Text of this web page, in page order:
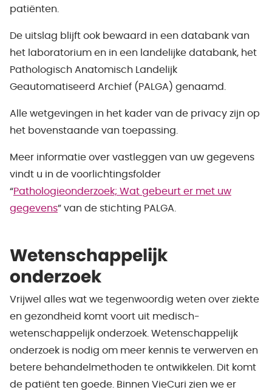
patiënten.
De uitslag blijft ook bewaard in een databank van
het laboratorium en in een landelijke databank, het
Pathologisch Anatomisch Landelijk
Geautomatiseerd Archief (PALGA) genaamd.
Alle wetgevingen in het kader van de privacy zijn op
het bovenstaande van toepassing.
Meer informatie over vastleggen van uw gegevens
vindt u in de voorlichtingsfolder
“Pathologieonderzoek; Wat gebeurt er met uw
gegevens” van de stichting PALGA.
Wetenschappelijk
onderzoek
Vrijwel alles wat we tegenwoordig weten over ziekte
en gezondheid komt voort uit medisch-
wetenschappelijk onderzoek. Wetenschappelijk
onderzoek is nodig om meer kennis te verwerven en
betere behandelmethoden te ontwikkelen. Dit komt
de patiënt ten goede. Binnen VieCuri zien we er